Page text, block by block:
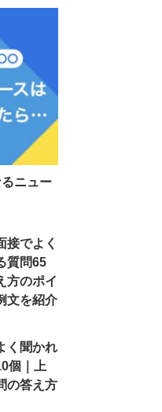
ニュー
接でよく
質問65
方のポイ
文を紹介
く聞かれ
個｜上
の答え方